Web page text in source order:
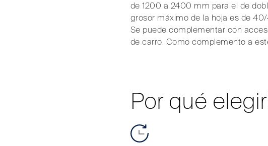
de 1200 a 2400 mm para el de
grosor máximo de la hoja es de
Se puede complementar con
de carro. Como complemento a
Por qué